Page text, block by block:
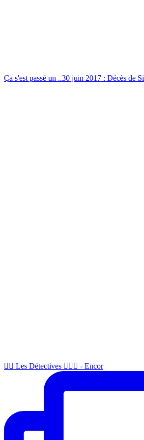
Ça s'est passé un ..30 juin 2017 : Décès de Si
🕵🏻 Les Détectives 🕵🏻‍♂️ - Encor